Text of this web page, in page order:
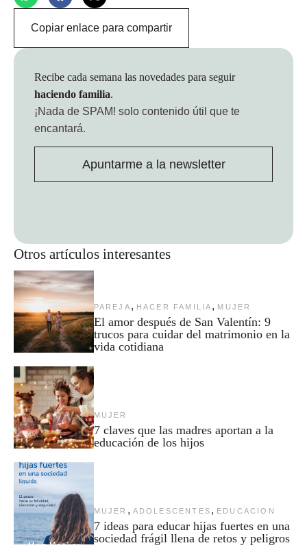
Copiar enlace para compartir
Otros artículos interesantes
PAREJA , HACER FAMILIA , MUJER
El amor después de San Valentín: 9
trucos para cuidar del matrimonio en la
vida cotidiana
MUJER
7 claves que las madres aportan a la
educación de los hijos
MUJER , ADOLESCENTES , EDUCACION
7 ideas para educar hijas fuertes en una
sociedad frágil llena de retos y peligros
Recibe cada semana las novedades para seguir
haciendo familia.
¡Nada de SPAM! solo contenido útil que te
encantará.
Apuntarme a la newsletter